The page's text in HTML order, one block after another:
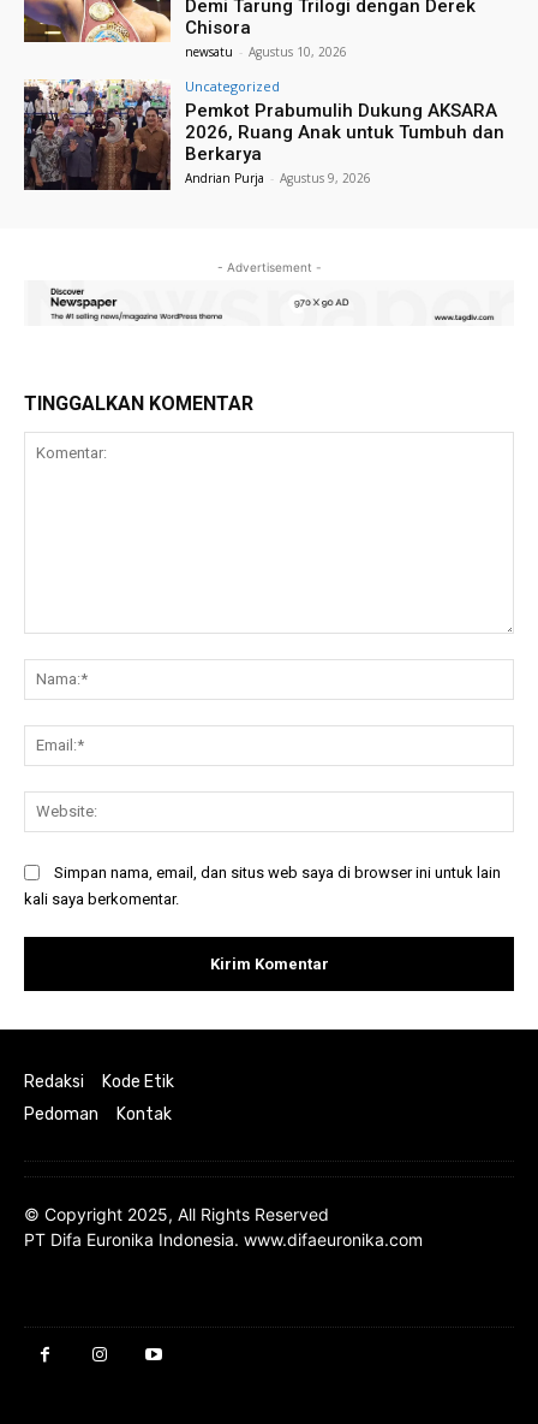
Demi Tarung Trilogi dengan Derek
Chisora
newsatu - Agustus 10, 2026
Uncategorized
Pemkot Prabumulih Dukung AKSARA
2026, Ruang Anak untuk Tumbuh dan
Berkarya
Andrian Purja - Agustus 9, 2026
- Advertisement -
TINGGALKAN KOMENTAR
Simpan nama, email, dan situs web saya di browser ini untuk lain
kali saya berkomentar.
Redaksi
Kode Etik
Pedoman
Kontak
© Copyright 2025, All Rights Reserved
PT Difa Euronika Indonesia. www.difaeuronika.com